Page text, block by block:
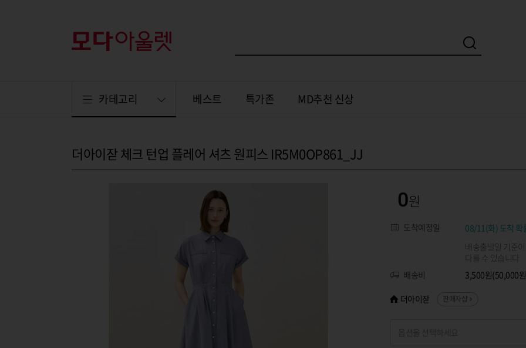
카테고리 베스트 특가존 MD추천 신상
더아이잗 체크 턴업 플레어 셔츠 원피스 IR5M0OP861_JJ
0
도착예정일
08/11(화) 도착 확
배송출발일 기준
다를 수 있습니다
배송비
3,500원(50,000
더아이잗 판매자샵